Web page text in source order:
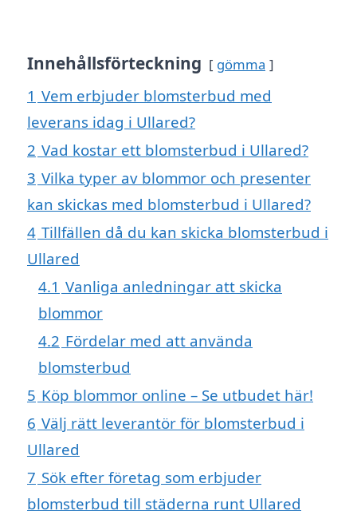
Innehållsförteckning gömma
1 Vem erbjuder blomsterbud med
leverans idag i Ullared?
2 Vad kostar ett blomsterbud i Ullared?
3 Vilka typer av blommor och presenter
kan skickas med blomsterbud i Ullared?
4 Tillfällen då du kan skicka blomsterbud i
Ullared
4.1 Vanliga anledningar att skicka
blommor
4.2 Fördelar med att använda
blomsterbud
5 Köp blommor online – Se utbudet här!
6 Välj rätt leverantör för blomsterbud i
Ullared
7 Sök efter företag som erbjuder
blomsterbud till städerna runt Ullared